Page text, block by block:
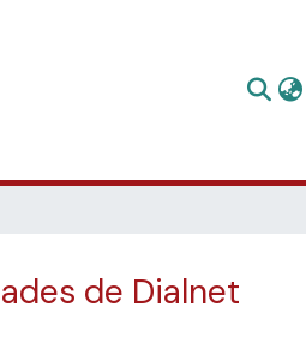
de Dialnet